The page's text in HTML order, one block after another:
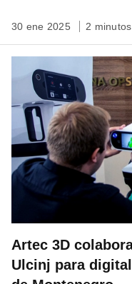
30 ene 2025 2
Artec 3D
Ulcinj para